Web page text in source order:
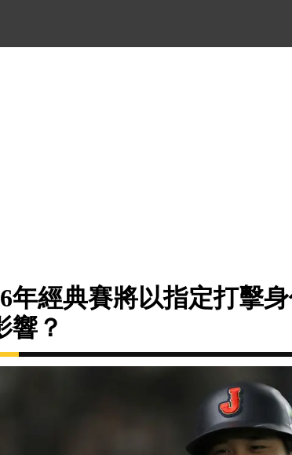
年經典賽將以指定打擊
響？